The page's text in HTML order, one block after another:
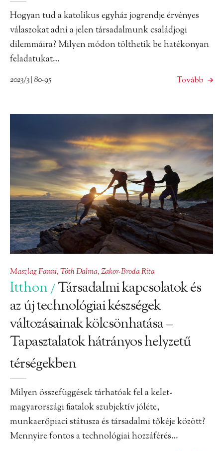
Hogyan tud a katolikus egyház jogrendje érvényes
válaszokat adni a jelen társadalmunk családjogi
dilemmáira? Milyen módon tölthetik be hatékonyan
feladatukat…
2023/3 | 80-95 Tovább
Maszlag Fanni,Tóth Dalma,Zakor-Broda Rita
Itthon/Társadalmi kapcsolatok és
az új technológiai készségek
változásainak kölcsönhatása –
Tapasztalatok hátrányos helyzetű
térségekben
Milyen összefüggések tárhatóak fel a kelet-
magyarországi fiatalok szubjektív jóléte,
munkaerőpiaci státusza és társadalmi tőkéje között?
Mennyire fontos a technológiai hozzáférés…